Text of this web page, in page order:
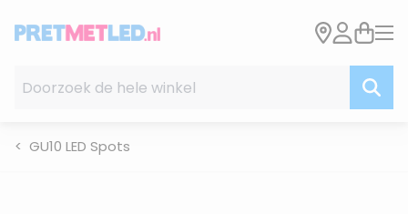
GU10 LED Spots